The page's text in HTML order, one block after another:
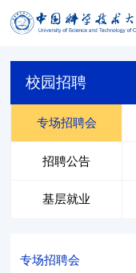
校园招聘
专场招聘会
招聘公告
基层就业
专场招聘会